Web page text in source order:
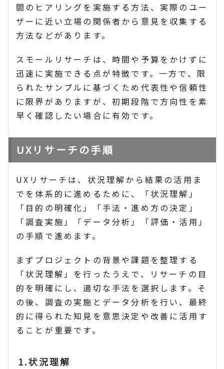
間のヒアリングを実施する方法、実際のユー
ザーに近い立場の関係者から意見を収集する
方法などがあります。
スモールリサーチは、時間や予算をかけずに
迅速に実施できる点が特徴です。一方で、限
られたサンプルに基づくため代表性や信頼性
に限界がありますが、初期段階で方向性を素
早く確認したい場合に有効です。
UXリサーチの手順
UXリサーチは、状況理解から結果の活用ま
でを体系的に進めるために、「状況理解」
「目的の明確化」「手法・進め方の決定」
「調査実施」「データ分析」「評価・活用」
の手順で進めます。
まずプロジェクトの背景や課題を整理する
「状況理解」を行ったうえで、リサーチの目
的を明確にし、適切な手法を選択します。そ
の後、調査の実施とデータ分析を行い、最終
的に得られた知見を意思決定や改善に活用す
ることが重要です。
1.状況理解